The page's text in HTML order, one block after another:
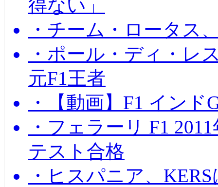
得ない」
・チーム・ロータス
・ポール・ディ・レ
元F1王者
・【動画】F1 イン
・フェラーリ F1
テスト合格
・ヒスパニア、